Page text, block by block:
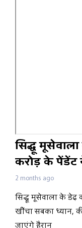
सिद्धू
करोड़ के पेंडेंट
सबका ध्यान,
रह जाएंगे
2 months ago
सिद्धू मूसेवाला के डेढ़
खींचा सबका ध्यान,